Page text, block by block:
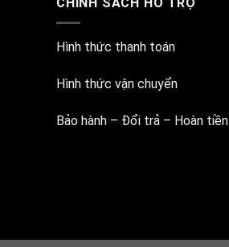
CHÍNH SÁCH HỖ TRỢ
Hình thức thanh toán
Hình thức vận chuyển
Bảo hành – Đổi trả – Hoàn tiền